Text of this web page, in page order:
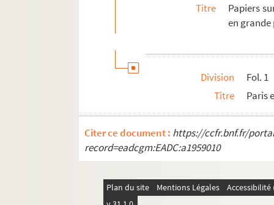
Titre
Papiers
en
Division
Fol. 1
Titre
Paris
Citer ce document : https://ccfr.bnf.fr/
record=eadcgm:EADC:a1959010
Plan du site Mentions Légales